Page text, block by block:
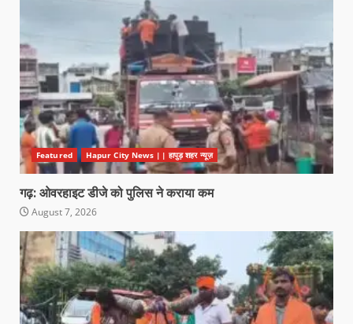
Featured Hapur City News || हापुड़ शहर न्यूज़
गढ़: ओवरहाइट डीजे को पुलिस ने कराया कम
August 7, 2026